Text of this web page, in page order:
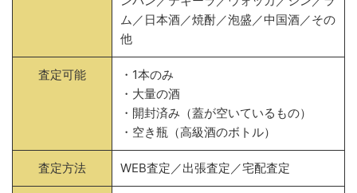
ム／日本酒／焼酎／泡盛／中国酒／その
他
査定可能
・1本のみ
・大量の酒
・開封済み（蓋が空いているもの）
・空き瓶（高級酒のボトル）
査定方法 WEB査定／出張査定／宅配査定